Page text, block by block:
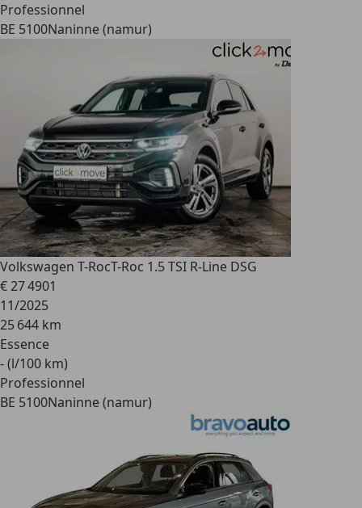
Professionnel
BE 5100Naninne (namur)
Volkswagen T-RocT-Roc 1.5 TSI R-Line DSG
€ 27 4901
11/2025
25 644 km
Essence
- (l/100 km)
Professionnel
BE 5100Naninne (namur)